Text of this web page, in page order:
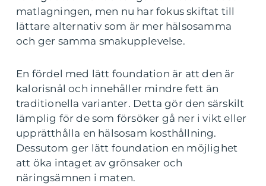
matlagningen, men nu har fokus skiftat till
lättare alternativ som är mer hälsosamma
och ger samma smakupplevelse.
En fördel med lätt foundation är att den är
kalorisnål och innehåller mindre fett än
traditionella varianter. Detta gör den särskilt
lämplig för de som försöker gå ner i vikt eller
upprätthålla en hälsosam kosthållning.
Dessutom ger lätt foundation en möjlighet
att öka intaget av grönsaker och
näringsämnen i maten.